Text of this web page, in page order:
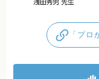
「プロ